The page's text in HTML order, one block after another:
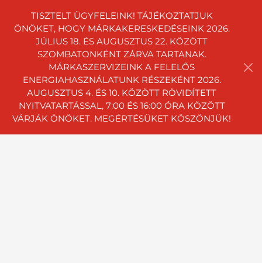
TISZTELT ÜGYFELEINK! TÁJÉKOZTATJUK
ÖNÖKET, HOGY MÁRKAKERESKEDÉSEINK 2026.
JÚLIUS 18. ÉS AUGUSZTUS 22. KÖZÖTT
SZOMBATONKÉNT ZÁRVA TARTANAK.
MÁRKASZERVIZEINK A FELELŐS
ENERGIAHASZNÁLATUNK RÉSZEKÉNT 2026.
AUGUSZTUS 4. ÉS 10. KÖZÖTT RÖVIDÍTETT
NYITVATARTÁSSAL, 7:00 ÉS 16:00 ÓRA KÖZÖTT
VÁRJÁK ÖNÖKET. MEGÉRTÉSÜKET KÖSZÖNJÜK!